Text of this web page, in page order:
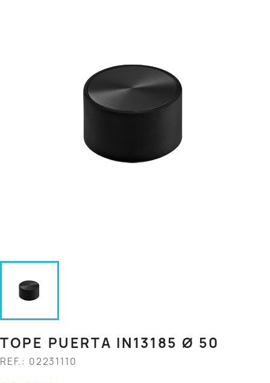
TOPE PUERTA IN13185 Ø 50
REF.: 02231110